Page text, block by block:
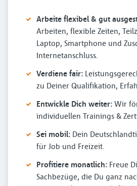
Arbeite flexibel & gut
Arbeiten, flexible Zeiten,
Laptop, Smartphone und
Internetanschluss.
Verdiene fair:
zu Deiner Qualifikation,
Entwickle Dich weiter: Wir
individuellen Trainings &
Sei mobil: Dein
für Job und Freizeit.
Profitiere monatlich: Freue
Sachbezüge, die Du ganz